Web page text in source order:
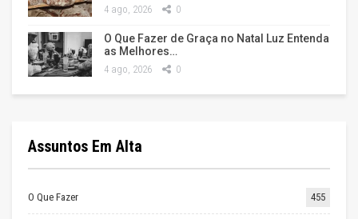
4 ago, 2026 0
O Que Fazer de Graça no Natal Luz Entenda
as Melhores…
4 ago, 2026 0
Assuntos Em Alta
O Que Fazer 455